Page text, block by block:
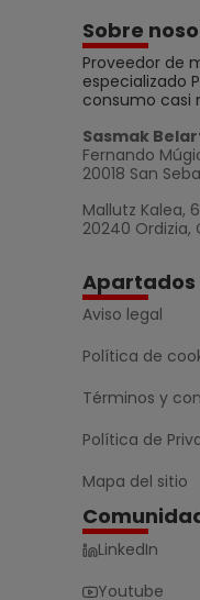
Sobre
Proveedor de
especializado
consumo casi
Sasmak
Fernando
20018 San
Mallutz Kalea, 6
20240 Ordizia,
Apartados
Aviso legal
Política de
Términos y
Política de
Mapa del sitio
LinkedIn
Youtube